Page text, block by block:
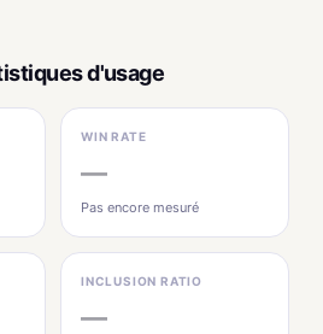
d'usage
WIN RATE
—
Pas encore mesuré
INCLUSION RATIO
—